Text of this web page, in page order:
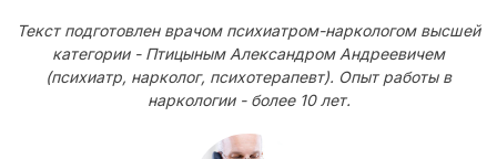
Текст подготовлен врачом психиатром-наркологом высшей
категории - Птицыным Александром Андреевичем
(психиатр, нарколог, психотерапевт). Опыт работы в
наркологии - более 10 лет.